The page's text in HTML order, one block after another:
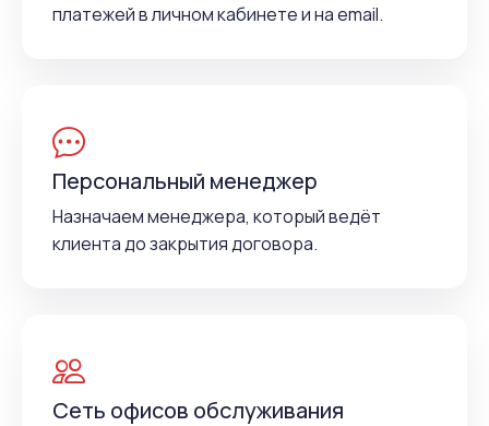
платежей в личном кабинете и на email.
Персональный менеджер
Назначаем менеджера, который ведёт
клиента до закрытия договора.
Сеть офисов обслуживания